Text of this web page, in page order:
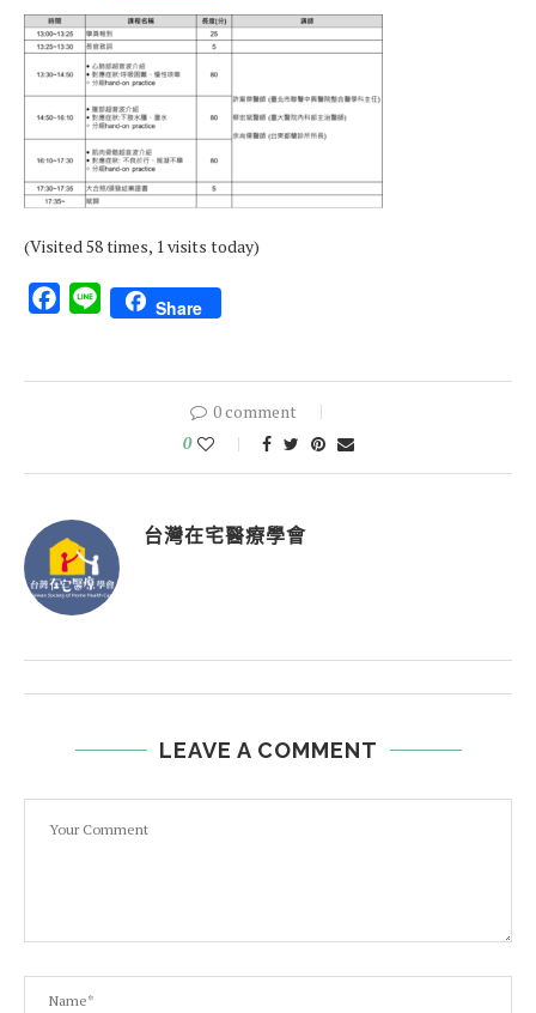
(Visited 58 times, 1 visits today)
Facebook
Line Share
0 comment
0
台灣在宅醫療學會
LEAVE A COMMENT